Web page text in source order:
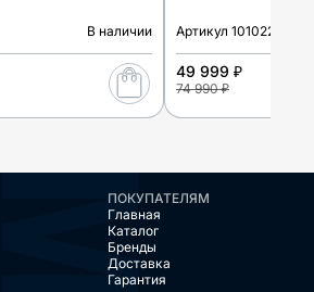
В наличии Артикул 101022
49 999 ₽
74 990 ₽
ПОКУПАТЕЛЯМ
Главная
Каталог
Бренды
Доставка
Гарантия